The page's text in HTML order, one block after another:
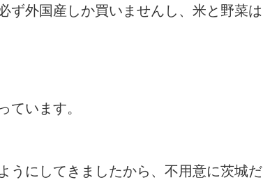
ず外国産しか買いませんし、米と野菜は
ています。
うにしてきましたから、不用意に茨城だ